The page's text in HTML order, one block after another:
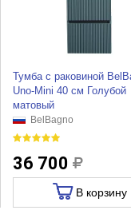
Тумба с раковиной
Uno-Mini 40 см Голубой
матовый
BelBagno
36 700
В корзину